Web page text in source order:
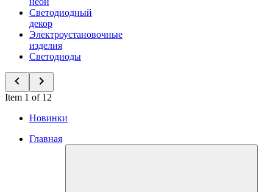
Светодиодный
декор
Электроустановочные
изделия
Светодиоды
Item 1 of 12
Новинки
Главная